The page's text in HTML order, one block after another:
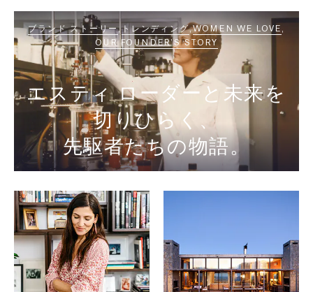
エスティ ローダーと未来を
切りひらく、
先駆者たちの物語。
ブランド ストーリー トレンディング WOMEN WE LOVE
OUR FOUNDER’S STORY